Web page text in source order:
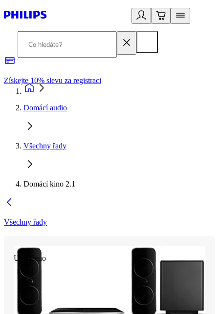
Získejte 10% slevu za registraci
Domácí audio
Všechny řady
Domácí kino 2.1
Všechny řady
Ukončeno